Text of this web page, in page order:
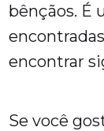
bênçãos. É
encontrar
Se você